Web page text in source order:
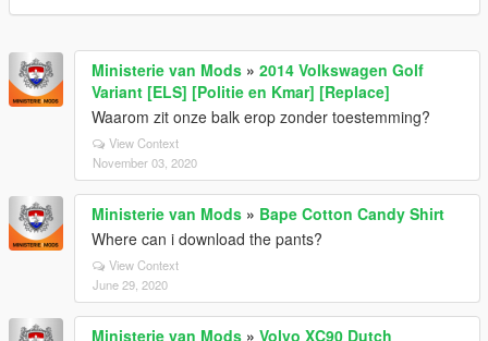
Ministerie van Mods » 2014 Volkswagen Golf
Variant [ELS] [Politie en Kmar] [Replace]
Waarom zit onze balk erop zonder toestemming?
View Context
November 03, 2020
Ministerie van Mods » Bape Cotton Candy Shirt
Where can i download the pants?
View Context
June 29, 2020
Ministerie van Mods » Volvo XC90 Dutch